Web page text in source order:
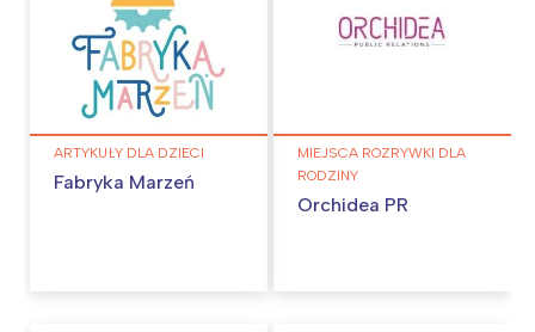
ARTYKUŁY DLA DZIECI
Fabryka Marzeń
MIEJSCA ROZRYWKI DLA
RODZINY
Orchidea PR